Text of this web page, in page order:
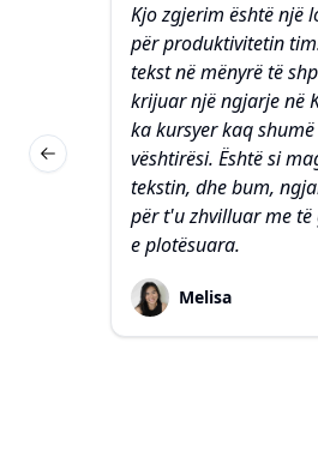
Kjo zgjerim është një
për produktivitetin
tekst në mënyrë të
krijuar një ngjarje në
ka kursyer kaq
vështirësi. Është si
tekstin, dhe bum,
për t'u zhvilluar me
e plotësuara.
Melisa
Previous slide